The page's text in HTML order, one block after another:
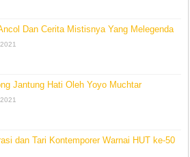
Dan Cerita Mistisnya Yang Melegenda
Jantung Hati Oleh Yoyo Muchtar
dan Tari Kontemporer Warnai HUT ke-50